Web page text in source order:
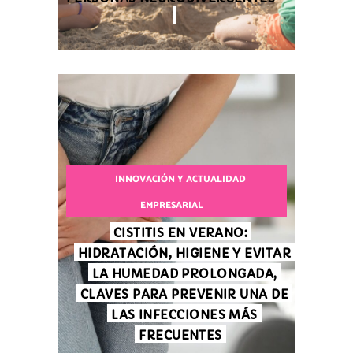
INNOVACIÓN Y ACTUALIDAD
EMPRESARIAL
CISTITIS EN VERANO:
HIDRATACIÓN, HIGIENE Y EVITAR
LA HUMEDAD PROLONGADA,
CLAVES PARA PREVENIR UNA DE
LAS INFECCIONES MÁS
FRECUENTES